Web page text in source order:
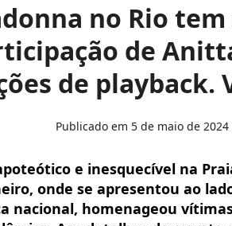
no Rio
de
de playback.
Publicado em 5 de maio de 2024
e inesquecível na
onde se apresentou ao
nacional, homenageou